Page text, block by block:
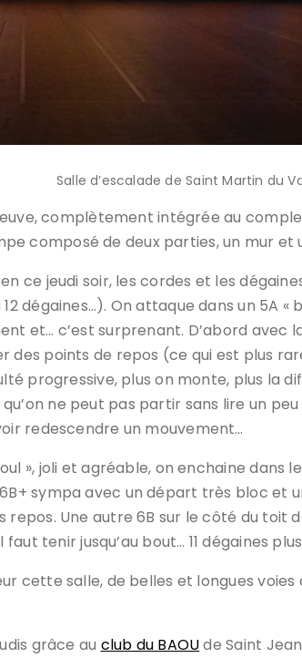
Salle d’escalade de Saint Martin du
complètement intégrée au
composé de deux parties, un mur et
ce jeudi soir, les cordes et les
dégaines…). On attaque dans un 5A «
et… c’est surprenant. D’abord avec
des points de repos (ce qui est plus
progressive, plus on monte, plus la
ne peut pas partir sans lire un
redescendre un mouvement…
», joli et agréable, on enchaine dans
sympa avec un départ très bloc et
repos. Une autre 6B sur le côté du toit
tenir jusqu’au bout… 11 dégaines
cette salle, de belles et longues
grâce au club du BAOUde Saint